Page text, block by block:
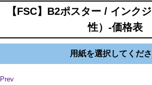
【FSC】B2ポスター / インク
性）-価格表
用紙を選択してくだ
Prev